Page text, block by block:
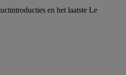
en het laatste Le